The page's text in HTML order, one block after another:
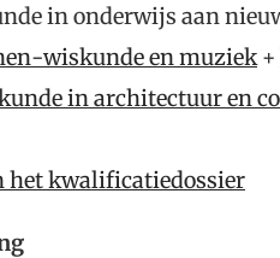
in onderwijs aan
wiskunde en muziek+
in architectuur en
het kwalificatiedossier